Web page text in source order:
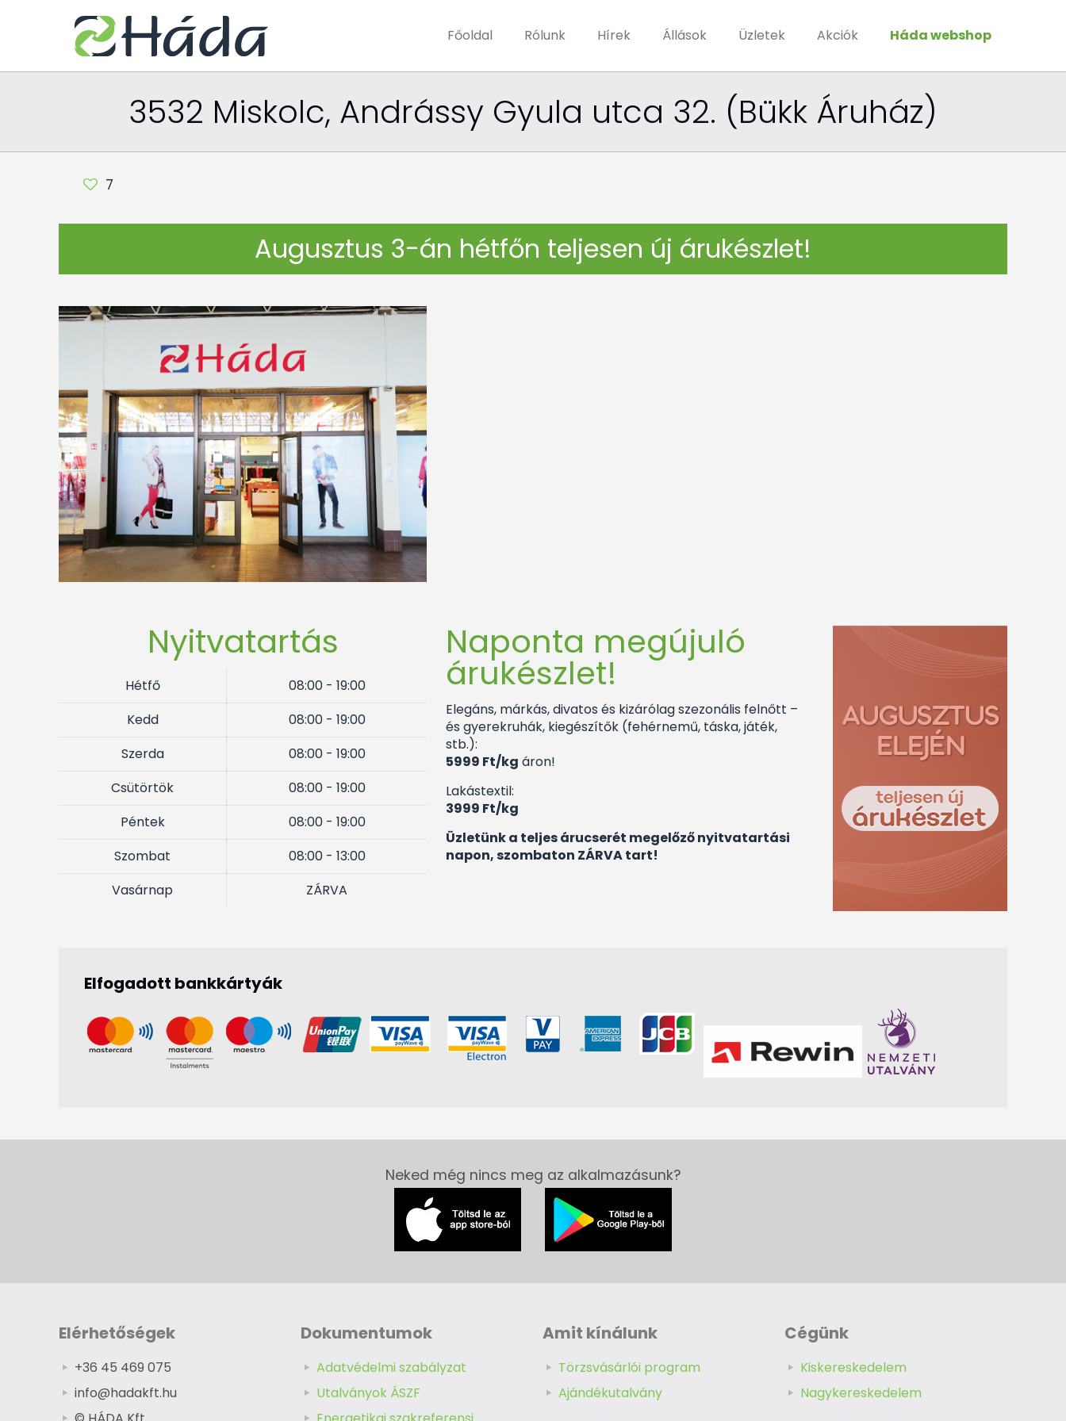
Főoldal Rólunk Hírek Állások Üzletek Akciók Háda webshop
3532 Miskolc, Andrássy Gyula utca 32. (Bükk Áruház)
7
Augusztus 3-án hétfőn teljesen új árukészlet!
Nyitvatartás
Hétfő
08:00 - 19:00
Kedd
08:00 - 19:00
Szerda
08:00 - 19:00
Csütörtök
08:00 - 19:00
Péntek
08:00 - 19:00
Szombat
08:00 - 13:00
Vasárnap
ZÁRVA
Naponta megújuló
árukészlet!
Elegáns, márkás, divatos és kizárólag szezonális felnőtt –
és gyerekruhák, kiegészítők (fehérnemű, táska, játék,
stb.):
5999 Ft/kg áron!
Lakástextil:
3999 Ft/kg
Üzletünk a teljes árucserét megelőző nyitvatartási
napon, szombaton ZÁRVA tart!
Elfogadott bankkártyák
Neked még nincs meg az alkalmazásunk?
Elérhetőségek
+36 45 469 075
info@hadakft.hu
Dokumentumok
Adatvédelmi szabályzat
Utalványok ÁSZF
Amit kínálunk
Törzsvásárlói program
Ajándékutalvány
Cégünk
Kiskereskedelem
Nagykereskedelem